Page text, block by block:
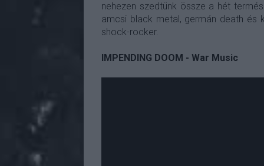
nehezen szedtünk össze a hét
amcsi black metal, germán death és
shock-rocker.
IMPENDING DOOM - War Music